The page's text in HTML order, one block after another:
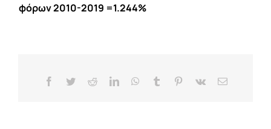
φόρων 2010-2019 =1.244%
Facebook
TwitterRedditLinkedInWhatsApp
Tumblr Pinterest
Vk Email